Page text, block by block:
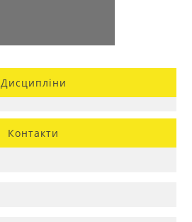
Дисципліни
Контакти